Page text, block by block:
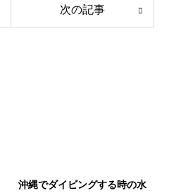
次の記事
沖縄でダイビングする時の水